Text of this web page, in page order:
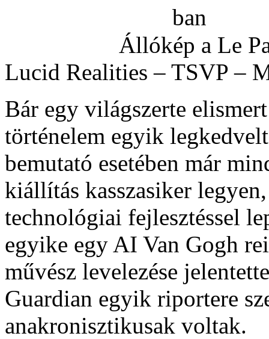
Állókép a Le Palette
Lucid Realities – TSVP –
Bár egy világszerte
történelem egyik
bemutató esetében már
kiállítás kasszasiker
technológiai fejlesztéssel
egyike egy AI Van Gogh
művész levelezése
Guardian egyik riportere
anakronisztikusak voltak.